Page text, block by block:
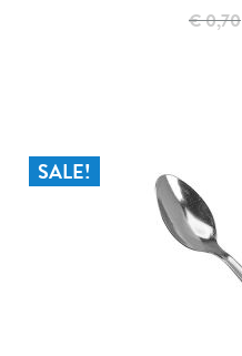
€ 0,70
SALE!